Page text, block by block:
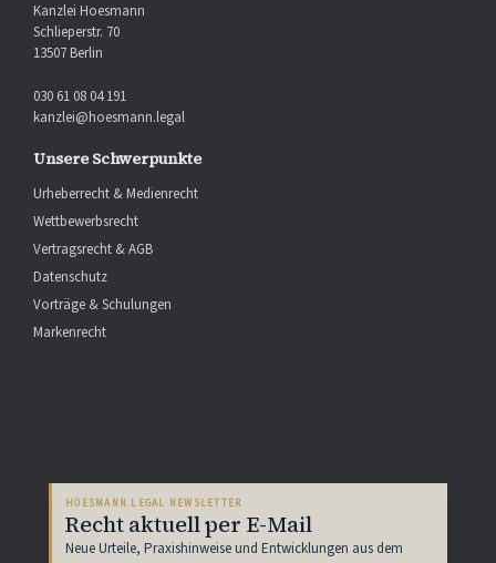
Kanzlei Hoesmann
Schlieperstr. 70
13507 Berlin
030 61 08 04 191
kanzlei@hoesmann.legal
Unsere Schwerpunkte
Urheberrecht & Medienrecht
Wettbewerbsrecht
Vertragsrecht & AGB
Datenschutz
Vorträge & Schulungen
Markenrecht
HOESMANN.LEGAL NEWSLETTER
Recht aktuell per E-Mail
Neue Urteile, Praxishinweise und Entwicklungen aus dem